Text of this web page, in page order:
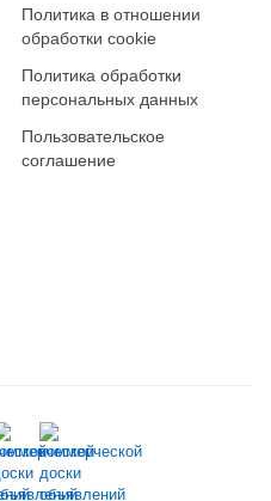
Политика в отношении
обработки cookie
Политика обработки
персональных данных
Пользовательское
соглашение